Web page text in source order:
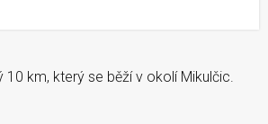
Morava
10 km, který se běží v okolí Mikulčic.